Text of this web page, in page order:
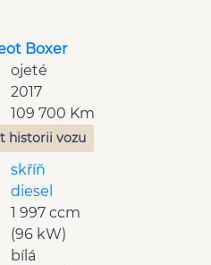
Boxer
ojeté
2017
109 700 Km
historii vozu
skříň
diesel
1 997 ccm
(96 kW)
bílá